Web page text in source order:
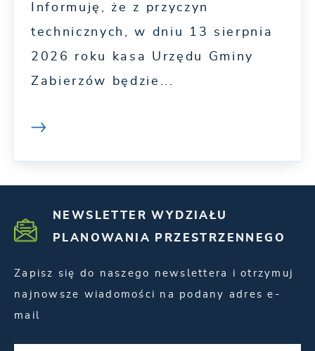
Informuję, że z przyczyn
technicznych, w dniu 13 sierpnia
2026 roku kasa Urzędu Gminy
Zabierzów będzie...
NEWSLETTER WYDZIAŁU
PLANOWANIA PRZESTRZENNEGO
Zapisz się do naszego newslettera i otrzymuj
najnowsze wiadomości na podany adres e-
mail